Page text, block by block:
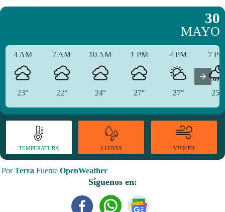
30
MAYO
4 AM
23°
7 AM
22°
10 AM
24°
1 PM
27°
4 PM
27°
7
25°
TEMPERATURA LLUVIA VIENTO
PorTerra Fuente OpenWeather
Síguenos en: